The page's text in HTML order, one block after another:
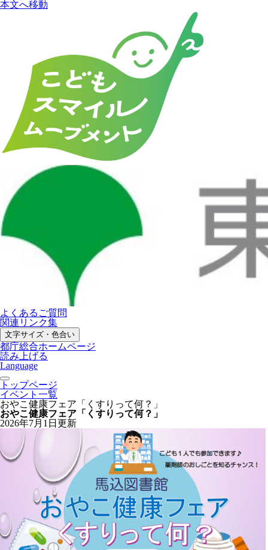
本文へ移動
よくあるご質問
関連リンク集
文字サイズ・色合い
都庁総合ホームページ
読み上げる
Language
トップページ
イベント一覧
おやこ健康フェア「くすりって何？」
おやこ健康フェア「くすりって何？」
2026年7月1日更新